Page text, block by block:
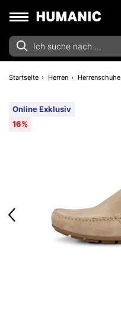
Startseite Herren Herrenschuhe
Online Exklusiv
16%